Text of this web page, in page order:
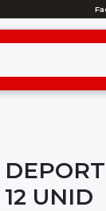
UNID